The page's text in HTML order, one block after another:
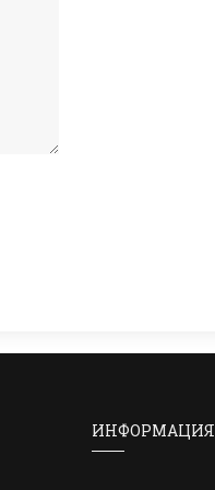
ИНФОРМАЦИЯ